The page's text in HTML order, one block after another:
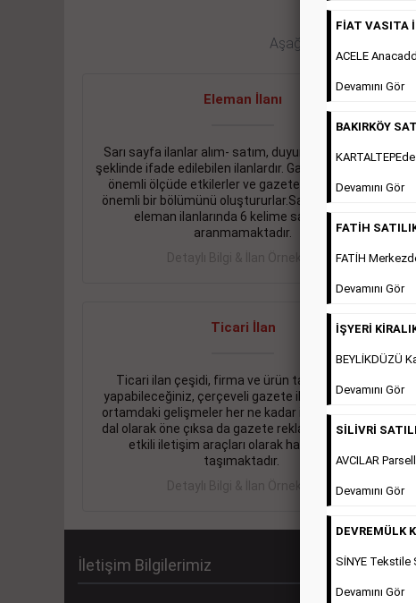
Aşağıdaki bağlantıları
Eleman İlanı
Sarı sayfa ilanlar alım- satım, duyuru, mini reklam
şeklinde ifade edilebilen ilanlardır. Gazetelerin tirajını
önemli ölçüde etkilerler ve gazete gelirlerinin de
önemli bir bölümünü oluştururlar.Sabah sarı sayfa
eleman ilanlarında 6 kelime sayısı şartı
aranmamaktadır.
Detaylı Bilgi & İlan Örnekleri
Ticari İlan
Ticari ilan çeşidi, firma ve ürün tanıtımlarınızı
yapabileceğiniz, çerçeveli gazete ilanlarıdır. Dijital
ortamdaki gelişmeler her ne kadar ihtiyacın arttığı
dal olarak öne çıksa da gazete reklamları halen en
etkili iletişim araçları olarak hayati önem
taşımaktadır.
Detaylı Bilgi & İlan Örnekleri
İletişim Bilgilerimiz
FİAT VASITA
ACELE
Devamını Gör
BAKIRKÖY
Devamını Gör
FATİH
FATİH
Devamını Gör
İŞYERİ
BEYLİKDÜZÜ
Devamını Gör
SİLİVRİ
AVCILAR
Devamını Gör
DEVREMÜLK
SİNYE Tekstile
Devamını Gör